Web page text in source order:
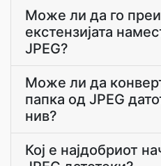
Може ли да го
екстензијата
JPEG?
Може ли да
папка од JPEG
нив?
Кој е најдобриот